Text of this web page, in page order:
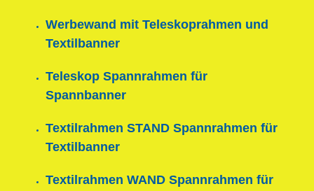
Werbewand mit Teleskoprahmen und
Textilbanner
Teleskop Spannrahmen für
Spannbanner
Textilrahmen STAND Spannrahmen für
Textilbanner
Textilrahmen WAND Spannrahmen für